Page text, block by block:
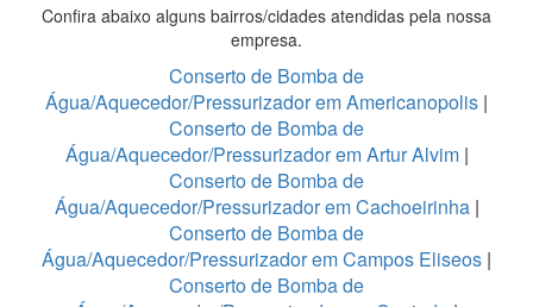
Confira abaixo alguns bairros/cidades atendidas pela nossa
empresa.
Conserto de Bomba de
Água/Aquecedor/Pressurizador em Americanopolis |
Conserto de Bomba de
Água/Aquecedor/Pressurizador em Artur Alvim |
Conserto de Bomba de
Água/Aquecedor/Pressurizador em Cachoeirinha|
Conserto de Bomba de
Água/Aquecedor/Pressurizador em Campos Eliseos |
Conserto de Bomba de